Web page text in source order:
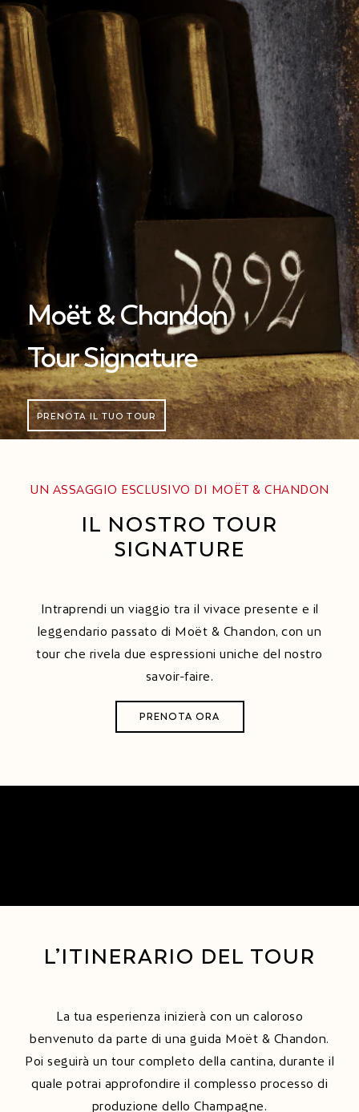
Moët & Chandon
Tour Signature
PRENOTA IL TUO TOUR
UN ASSAGGIO ESCLUSIVO DI MOËT & CHANDON
IL NOSTRO TOUR
SIGNATURE
Intraprendi un viaggio tra il vivace presente e il
leggendario passato di Moët & Chandon, con un
tour che rivela due espressioni uniche del nostro
savoir-faire.
PRENOTA ORA
L’ITINERARIO DEL TOUR
La tua esperienza inizierà con un caloroso
benvenuto da parte di una guida Moët & Chandon.
Poi seguirà un tour completo della cantina, durante il
quale potrai approfondire il complesso processo di
produzione dello Champagne.